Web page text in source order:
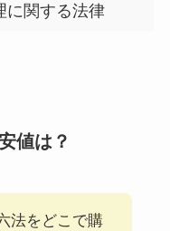
に関する法律
値は？
法をどこで購